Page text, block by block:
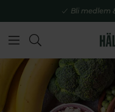
Bli medlem